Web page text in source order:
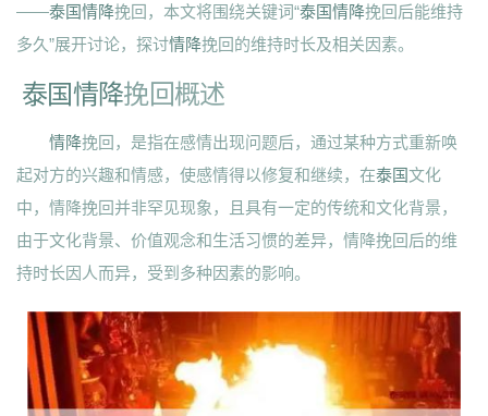
——泰国情降挽回，本文将围绕关键词“泰国情降挽回后能维持
多久”展开讨论，探讨情降挽回的维持时长及相关因素。
泰国情降挽回概述
情降挽回，是指在感情出现问题后，通过某种方式重新唤
起对方的兴趣和情感，使感情得以修复和继续，在泰国文化
中，情降挽回并非罕见现象，且具有一定的传统和文化背景，
由于文化背景、价值观念和生活习惯的差异，情降挽回后的维
持时长因人而异，受到多种因素的影响。